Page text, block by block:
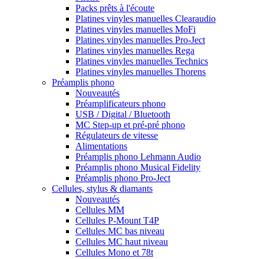
Packs prêts à l'écoute
Platines vinyles manuelles Clearaudio
Platines vinyles manuelles MoFi
Platines vinyles manuelles Pro-Ject
Platines vinyles manuelles Rega
Platines vinyles manuelles Technics
Platines vinyles manuelles Thorens
Préamplis phono
Nouveautés
Préamplificateurs phono
USB / Digital / Bluetooth
MC Step-up et pré-pré phono
Régulateurs de vitesse
Alimentations
Préamplis phono Lehmann Audio
Préamplis phono Musical Fidelity
Préamplis phono Pro-Ject
Cellules, stylus & diamants
Nouveautés
Cellules MM
Cellules P-Mount T4P
Cellules MC bas niveau
Cellules MC haut niveau
Cellules Mono et 78t